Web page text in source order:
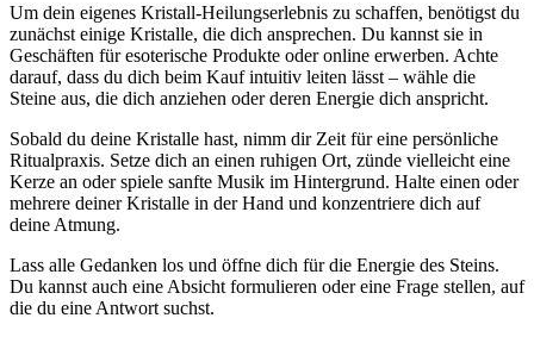
Um dein eigenes Kristall-Heilungserlebnis zu schaffen, benötigst du
zunächst einige Kristalle, die dich ansprechen. Du kannst sie in
Geschäften für esoterische Produkte oder online erwerben. Achte
darauf, dass du dich beim Kauf intuitiv leiten lässt – wähle die
Steine aus, die dich anziehen oder deren Energie dich anspricht.
Sobald du deine Kristalle hast, nimm dir Zeit für eine persönliche
Ritualpraxis. Setze dich an einen ruhigen Ort, zünde vielleicht eine
Kerze an oder spiele sanfte Musik im Hintergrund. Halte einen oder
mehrere deiner Kristalle in der Hand und konzentriere dich auf
deine Atmung.
Lass alle Gedanken los und öffne dich für die Energie des Steins.
Du kannst auch eine Absicht formulieren oder eine Frage stellen, auf
die du eine Antwort suchst.